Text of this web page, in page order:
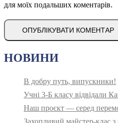
для моїх подальших коментарів.
НОВИНИ
В добру путь, випускники!
Учні 3-Б класу відвідали
Наш проєкт — серед
Захопливий майстер-клас з